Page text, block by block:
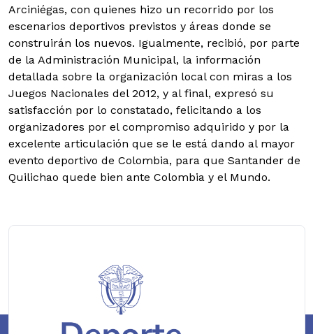
Arciniégas, con quienes hizo un recorrido por los
escenarios deportivos previstos y áreas donde se
construirán los nuevos. Igualmente, recibió, por parte
de la Administración Municipal, la información
detallada sobre la organización local con miras a los
Juegos Nacionales del 2012, y al final, expresó su
satisfacción por lo constatado, felicitando a los
organizadores por el compromiso adquirido y por la
excelente articulación que se le está dando al mayor
evento deportivo de Colombia, para que Santander de
Quilichao quede bien ante Colombia y el Mundo.